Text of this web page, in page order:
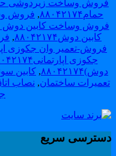
وساخت زیردوشی
حمام۸۸۰۴۲۱۷۴
,فروش وساخت
وساخت کابین دوش شیشه
کابین دوش۸۸۰۴۲۱۷۴
,
فروش-تعمیر وان جکوزی
جکوزی اپارتمانی۸۸۰۴۲۱۷۴ استخر و شنا
,کابین سونا,
ساختمان,نصاب
سریع